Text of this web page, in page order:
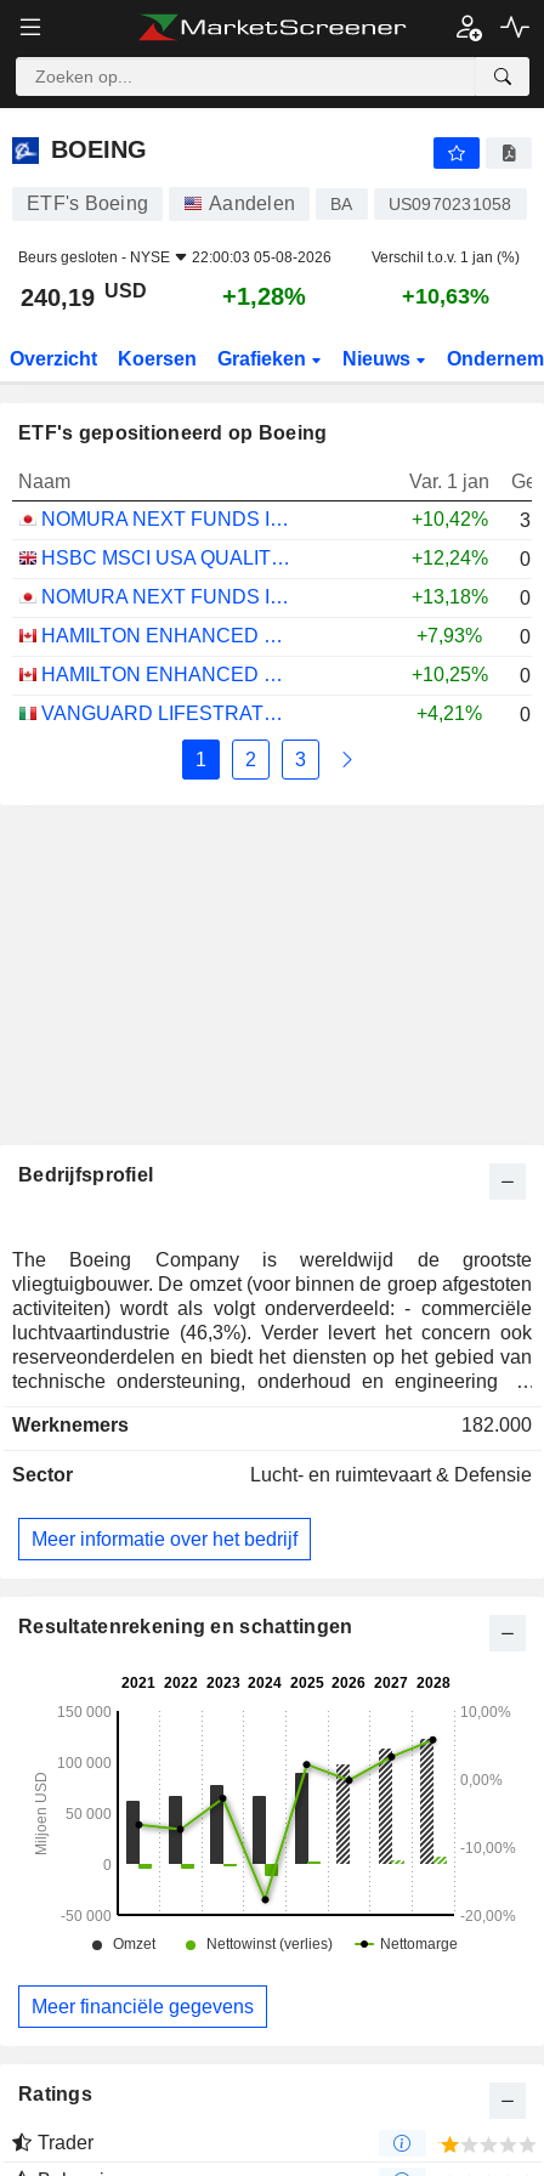
BOEING
BOEING
ETF's Boeing Aandelen BA US0970231058
Beurs gesloten - NYSE 22:00:03 05-08-2026 Verschil t.o.v. 1 jan (%)
240,19 USD +1,28% +10,63%
Overzicht Koersen Grafieken Nieuws
ETF's gepositioneerd op Boeing
Naam Var. 1 jan
NOMURA NEXT FUNDS INTERNATIONAL EQUITY MSCI-KOKUSAI (YEN-HEDGED) ETF - JPY
+10,42%
HSBC MSCI USA QUALITY UCITS ETF - USD
+12,24%
NOMURA NEXT FUNDS INTERNATIONAL EQUITY MSCI-KOKUSAI (UNHEDGED) ETF - JPY
+13,18%
HAMILTON ENHANCED U.S. COVERED CALL ETF - CAD HEDGED
+7,93%
HAMILTON ENHANCED U.S. COVERED CALL ETF - USD
+10,25%
VANGUARD LIFESTRATEGY 40% EQUITY UCITS ETF - DISTRIBUTING - EUR
+4,21%
1 2 3
Bedrijfsprofiel
The Boeing Company is wereldwijd de grootste
vliegtuigbouwer. De omzet (voor binnen de groep afgestoten
activiteiten) wordt als volgt onderverdeeld: - commerciële
luchtvaartindustrie (46,3%). Verder levert het concern ook
reserveonderdelen en biedt het diensten op het gebied van
technische ondersteuning, onderhoud en engineering ; -
vliegtuigen en mobiliteitsystemen (oorlogsvliegtuigen,
ondersteuningsdiensten (diensten op het gebied van
ruimteapparatuur (satellieten, lanceerplatforms, enz.). De
rest van de omzet (23,3%) betreft de verlening van diensten
engineering, onderhoud, het aanbrengen van wijzigingen en
van de financiering van commerciële en privé vliegtuigen en
verdeling van de omzet is als volgt: Verenigde Staten
(53,8%), Azië (18,4%), Europa (12,8%), Midden-Oosten
(7,8%), Canada (2%), Oceanië (1,8%), Afrika (1,8%) en
overige (1,6%).
Werknemers 182.000
Sector Lucht- en ruimtevaart & Defensie
Meer informatie over het bedrijf
Resultatenrekening en schattingen
Meer financiële gegevens
Ratings
Trader